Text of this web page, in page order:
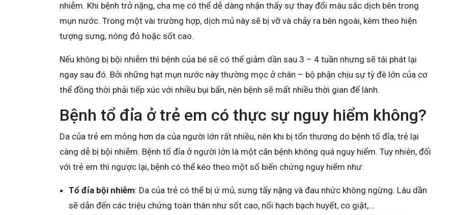
nhiễm. Khi bệnh trở nặng, cha mẹ có thể dễ dàng nhận thấy sự thay đổi màu sắc dịch bên trong
mụn nước. Trong một vài trường hợp, dịch mủ này sẽ bị vỡ và chảy ra bên ngoài, kèm theo hiện
tượng sưng, nóng đỏ hoặc sốt cao.
Nếu không bị bội nhiễm thì bệnh của bé sẽ có thể giảm dần sau 3 – 4 tuần nhưng sẽ tái phát lại
ngay sau đó. Bởi những hạt mụn nước này thường mọc ở chân – bộ phận chịu sự tỳ đè lớn của cơ
thể đồng thời phải tiếp xúc với nhiều bụi bẩn, nên bệnh sẽ mất nhiều thời gian để lành.
Bệnh tổ đỉa ở trẻ em có thực sự nguy hiểm không?
Da của trẻ em mỏng hơn da của người lớn rất nhiều, nên khi bị tổn thương do bệnh tổ đỉa, trẻ lại
càng dễ bị bội nhiễm. Bệnh tổ đỉa ở người lớn là một căn bệnh không quá nguy hiểm. Tuy nhiên, đối
với trẻ em thì ngược lại, bệnh có thể kéo theo một số biến chứng nguy hiểm như:
Tổ đỉa bội nhiễm: Da của trẻ có thể bị ứ mủ, sưng tấy nặng và đau nhức không ngừng. Lâu dần
sẽ dẫn đến các triệu chứng toàn thân như sốt cao, nổi hạch bạch huyết, co giật,…